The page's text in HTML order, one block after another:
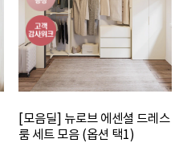
[모음딜] 뉴로브 에센셜 드레스
룸 세트 모음 (옵션 택1)